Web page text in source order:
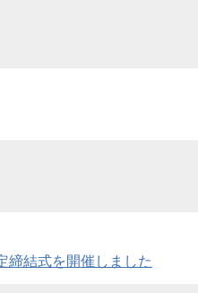
締結式を開催しました